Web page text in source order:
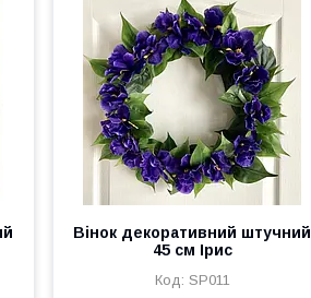
Вінок декоративний штучний
45 см Ірис
SP011